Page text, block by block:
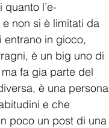
l’e-
non si è limitati da
in gioco,
è un big uno di
fa gia parte del
è una persona
e che
poco un post di una